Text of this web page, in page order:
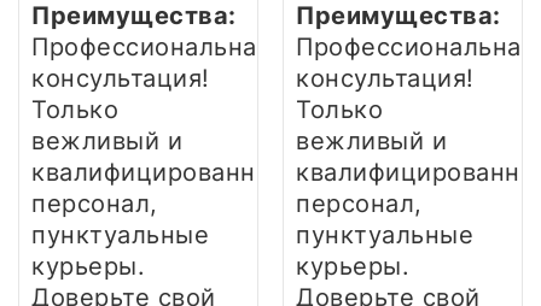
Преимущества:
Профессиональная
консультация!
Только
вежливый и
квалифицированный
персонал,
пунктуальные
курьеры.
Доверьте свой
Преимущества:
Профессиональная
консультация!
Только
вежливый и
персонал,
пунктуальные
курьеры.
Доверьте свой